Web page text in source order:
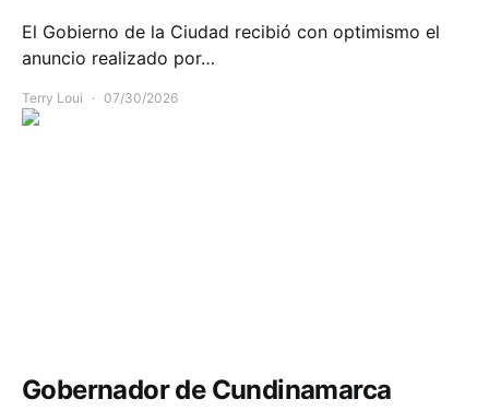
El Gobierno de la Ciudad recibió con optimismo el
anuncio realizado por…
Terry Loui 07/30/2026
Gobernador de Cundinamarca